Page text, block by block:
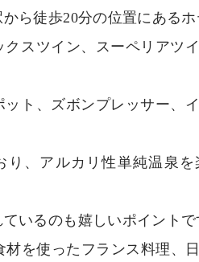
ら徒歩20分の位置にあるホ
スツイン、スーペリアツ
ト、ズボンプレッサー、
り、アルカリ性単純温泉
いるのも嬉しいポイントで
を使ったフランス料理、